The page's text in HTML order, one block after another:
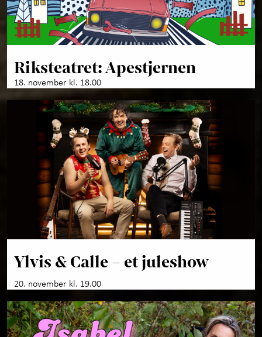
Riksteatret: Apestjernen
18. november kl. 18.00
Ylvis & Calle – et juleshow
20. november kl. 19.00